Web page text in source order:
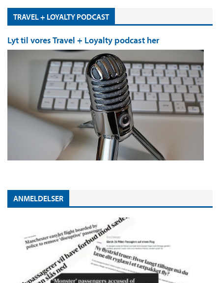
TRAVEL + LOYALTY PODCAST
Lyt til vores Travel + Loyalty podcast her
ANMELDELSER